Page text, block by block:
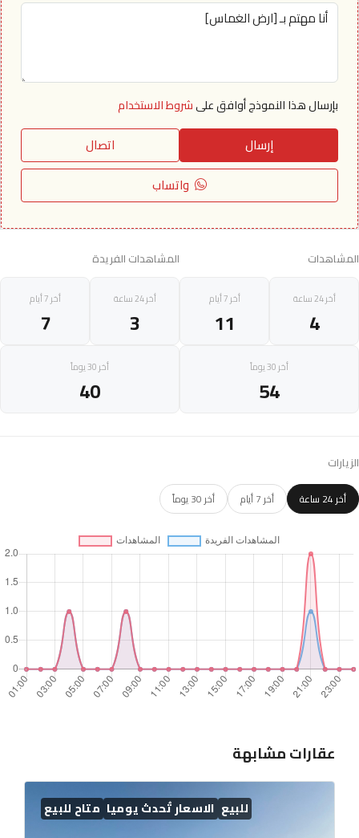
بإرسال هذا النموذج أوافق علىشروط الاستخدام
إرسال
اتصال
واتساب
المشاهدات
أخر 24 ساعة
4
أخر 7 أيام
11
أخر 30 يوماً
54
المشاهدات الفريدة
أخر 24 ساعة
3
أخر 7 أيام
7
أخر 30 يوماً
40
الزيارات
أخر 24 ساعة أخر 7 أيام أخر 30 يوماً
عقارات مشابهة
للبيع الاسعار تُحدث يوميا متاح للبيع